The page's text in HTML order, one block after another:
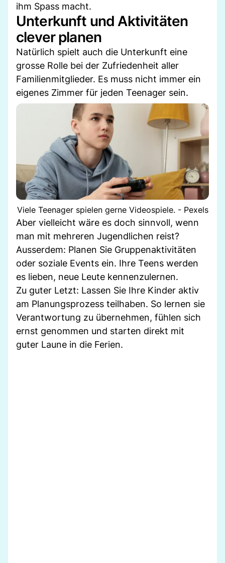
ihm Spass macht.
Unterkunft und Aktivitäten
clever planen
Natürlich spielt auch die Unterkunft eine
grosse Rolle bei der Zufriedenheit aller
Familienmitglieder. Es muss nicht immer ein
eigenes Zimmer für jeden Teenager sein.
Viele Teenager spielen gerne Videospiele. - Pexels
Aber vielleicht wäre es doch sinnvoll, wenn
man mit mehreren Jugendlichen reist?
Ausserdem: Planen Sie Gruppenaktivitäten
oder soziale Events ein. Ihre Teens werden
es lieben, neue Leute kennenzulernen.
Zu guter Letzt: Lassen Sie Ihre Kinder aktiv
am Planungsprozess teilhaben. So lernen sie
Verantwortung zu übernehmen, fühlen sich
ernst genommen und starten direkt mit
guter Laune in die Ferien.